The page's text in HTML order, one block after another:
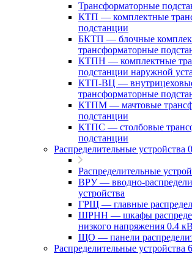
Трансформаторные
КТП — комплектные
подстанции
БКТП — блочные
трансформаторные
КТПН — комплектные
подстанции наружной
КТП-ВЦ —
трансформаторные
КТПМ — мачтовые
подстанции
КТПС — столбовые
подстанции
Распределительные устройства
Распределительные
ВРУ — вводно-
устройства
ГРЩ — главные
ШРНН — шкафы
низкого напряжения 0.4 кВ
ЩО — панели
Распределительные устройства